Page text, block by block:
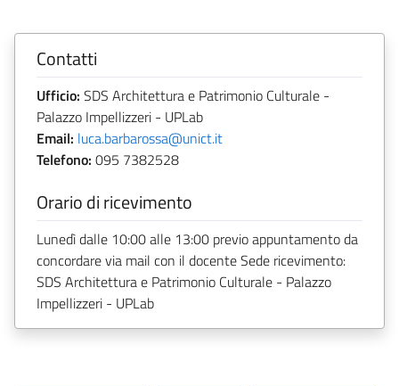
Contatti
Ufficio: SDS Architettura e Patrimonio Culturale -
Palazzo Impellizzeri - UPLab
Email: luca.barbarossa@unict.it
Telefono: 095 7382528
Orario di ricevimento
Lunedì dalle 10:00 alle 13:00 previo appuntamento da
concordare via mail con il docente Sede ricevimento:
SDS Architettura e Patrimonio Culturale - Palazzo
Impellizzeri - UPLab